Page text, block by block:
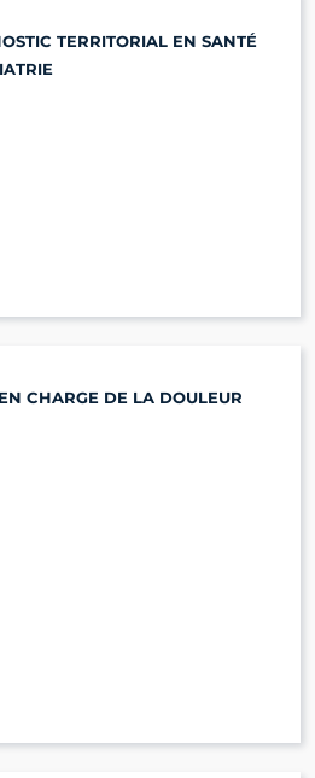
TERRITORIAL EN SANTÉ
CHARGE DE LA DOULEUR